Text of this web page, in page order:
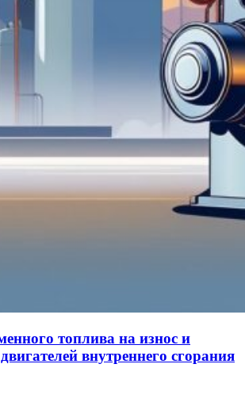
топлива на износ и
внутреннего сгорания